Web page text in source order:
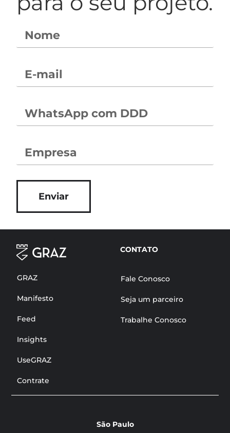
Enviar
GRAZ
Manifesto
Feed
Insights
UseGRAZ
Contrate
CONTATO
Fale Conosco
Seja um parceiro
Trabalhe Conosco
São Paulo